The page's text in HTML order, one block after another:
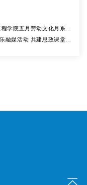
学院五月劳动文化月系列
融媒活动 共建思政课堂联